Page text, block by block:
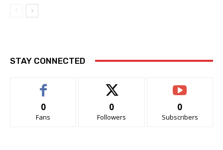
STAY CONNECTED
0
Fans
0
Followers
0
Subscribers